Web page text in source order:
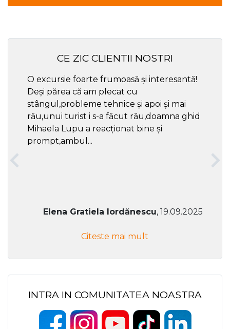
CE ZIC CLIENTII NOSTRI
O excursie foarte frumoasă și interesantă!
Deși părea că am plecat cu
stângul,probleme tehnice și apoi și mai
rău,unui turist i s-a făcut rău,doamna ghid
Mihaela Lupu a reacționat bine și
prompt,ambul...
Elena Gratiela Iordănescu, 19.09.2025
Citeste mai mult
INTRA IN COMUNITATEA NOASTRA